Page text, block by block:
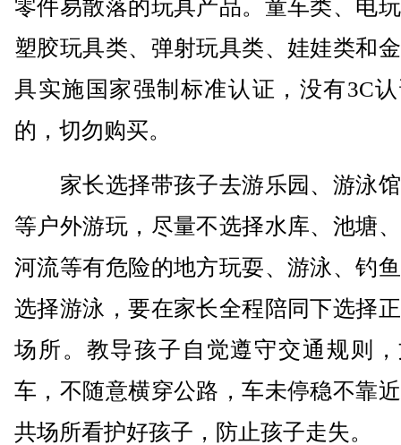
零件易散落的玩具产品。童车类、电
塑胶玩具类、弹射玩具类、娃娃类和
具实施国家强制标准认证，没有3C
的，切勿购买。
家长选择带孩子去游乐园、游泳
等户外游玩，尽量不选择水库、池塘
河流等有危险的地方玩耍、游泳、钓
选择游泳，要在家长全程陪同下选择
场所。教导孩子自觉遵守交通规则
车，不随意横穿公路，车未停稳不靠
共场所看护好孩子，防止孩子走失。